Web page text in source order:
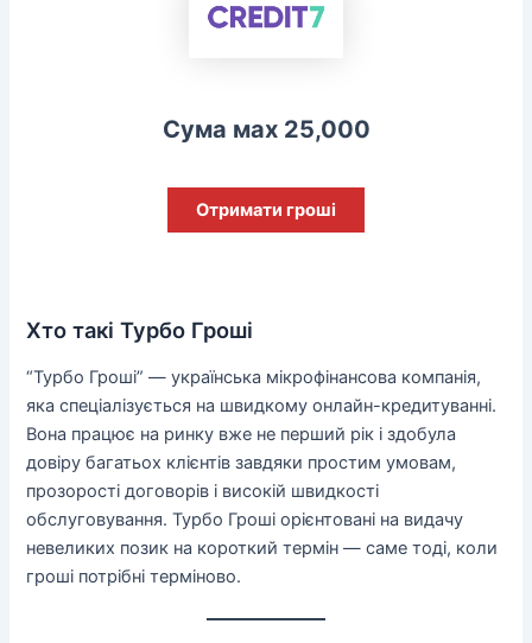
Сума мах 25,000
Отримати гроші
Хто такі Турбо Гроші
“Турбо Гроші” — українська мікрофінансова компанія,
яка спеціалізується на швидкому онлайн-кредитуванні.
Вона працює на ринку вже не перший рік і здобула
довіру багатьох клієнтів завдяки простим умовам,
прозорості договорів і високій швидкості
обслуговування. Турбо Гроші орієнтовані на видачу
невеликих позик на короткий термін — саме тоді, коли
гроші потрібні терміново.